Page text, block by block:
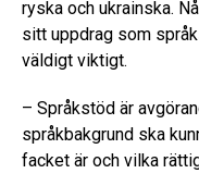
ryska och ukrainska.
sitt uppdrag som
väldigt viktigt.
– Språkstöd är
språkbakgrund ska
facket är och vilka